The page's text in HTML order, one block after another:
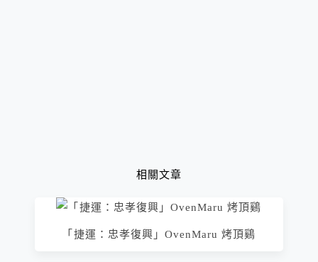
相關文章
「捷運：忠孝復興」OvenMaru 烤頂鷄